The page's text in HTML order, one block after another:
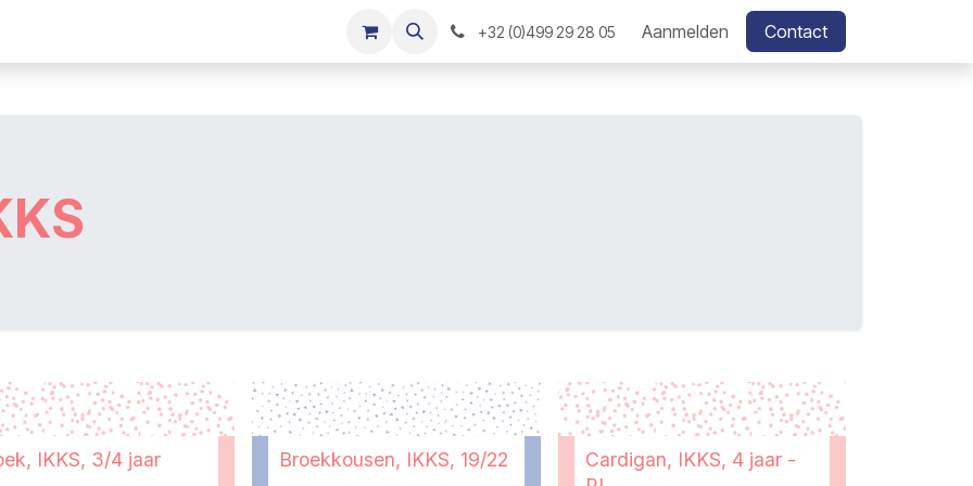
+32 (0)499 29 28 05 Aanmelden Contact
IKKS, 3/4 jaar Broekkousen, IKKS, 19/22
Cardigan, IKKS, 4 jaar -